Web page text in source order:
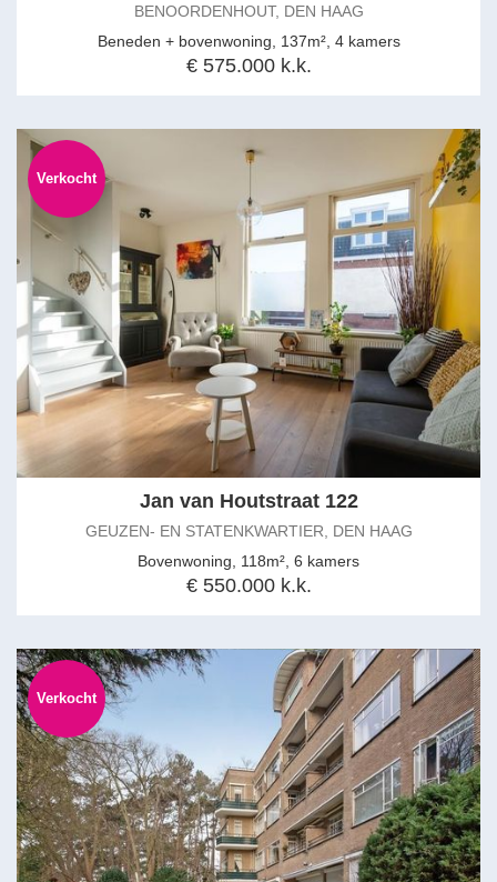
Makelaars o.g. for any incomplete or inaccurate information, nor
for the consequences thereof.
BENOORDENHOUT, DEN HAAG
Beneden + bovenwoning, 137m², 4 kamers
€ 575.000 k.k.
Verkocht
Jan van Houtstraat 122
GEUZEN- EN STATENKWARTIER, DEN HAAG
Bovenwoning, 118m², 6 kamers
€ 550.000 k.k.
Verkocht